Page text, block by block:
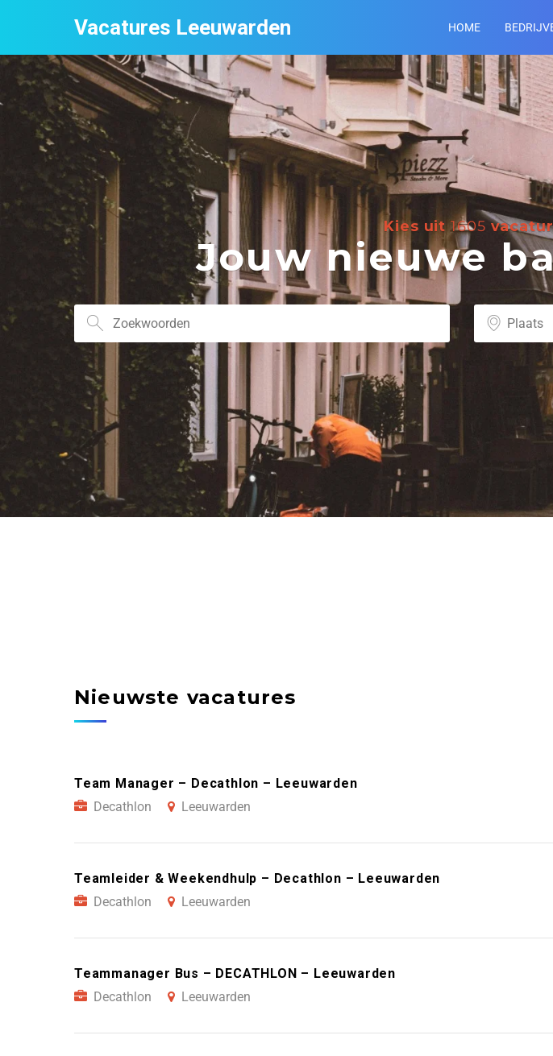
Vacatures Leeuwarden HOME
Kies uit1605
Jouw nieuwe
Nieuwste vacatures
Team Manager – Decathlon – Leeuwarden
Decathlon
Leeuwarden
Teamleider & Weekendhulp – Decathlon – Leeuwarden
Decathlon
Leeuwarden
Teammanager Bus – DECATHLON – Leeuwarden
Decathlon
Leeuwarden